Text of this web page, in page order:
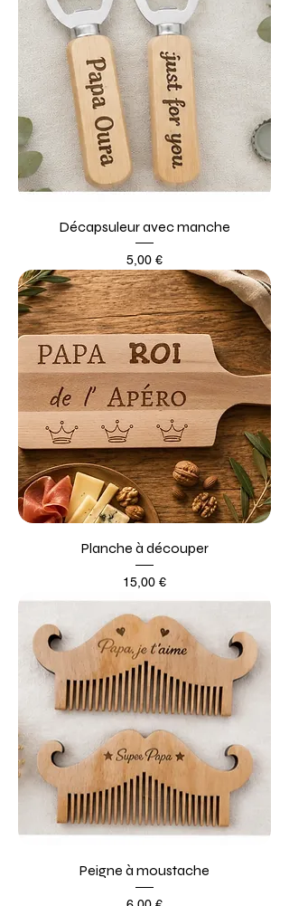
Décapsuleur avec manche
Prix
5,00 €
Planche à découper
Prix
15,00 €
Peigne à moustache